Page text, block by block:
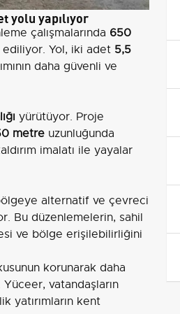
yolu yapılıyor
çalışmalarında 650
Yol, iki adet 5,5
daha güvenli ve
yürütüyor. Proje
metre uzunluğunda
imalatı ile yayalar
alternatif ve çevreci
Bu düzenlemelerin, sahil
ve bölge erişilebilirliğini
korunarak daha
vatandaşların
yatırımların kent